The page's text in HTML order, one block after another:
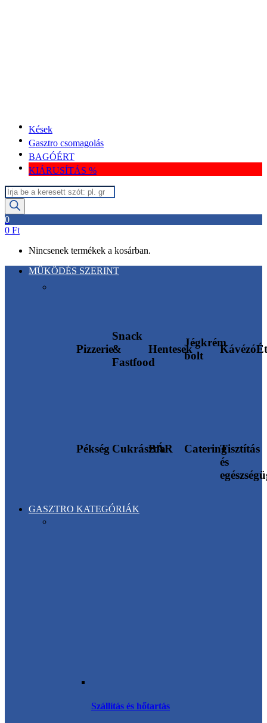
Kések
Gasztro csomagolás
BAGÓÉRT
KIÁRUSÍTÁS %
Termékek
keresése
0
0 Ft
Nincsenek termékek a kosárban.
MŰKÖDÉS SZERINT
Pizzerie
Snack
&
Fastfood
Hentesek
Jégkrém
bolt
Kávézó
Pékség Cukrászda
BÁR CateringTisztítás
és
GASZTRO KATEGÓRIÁK
Szállítás és hőtartás